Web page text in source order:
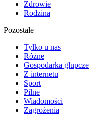
Zdrowie
Rodzina
Pozostałe
Tylko u nas
Różne
Gospodarka głupcze
Z internetu
Sport
Pilne
Wiadomości
Zagrożenia